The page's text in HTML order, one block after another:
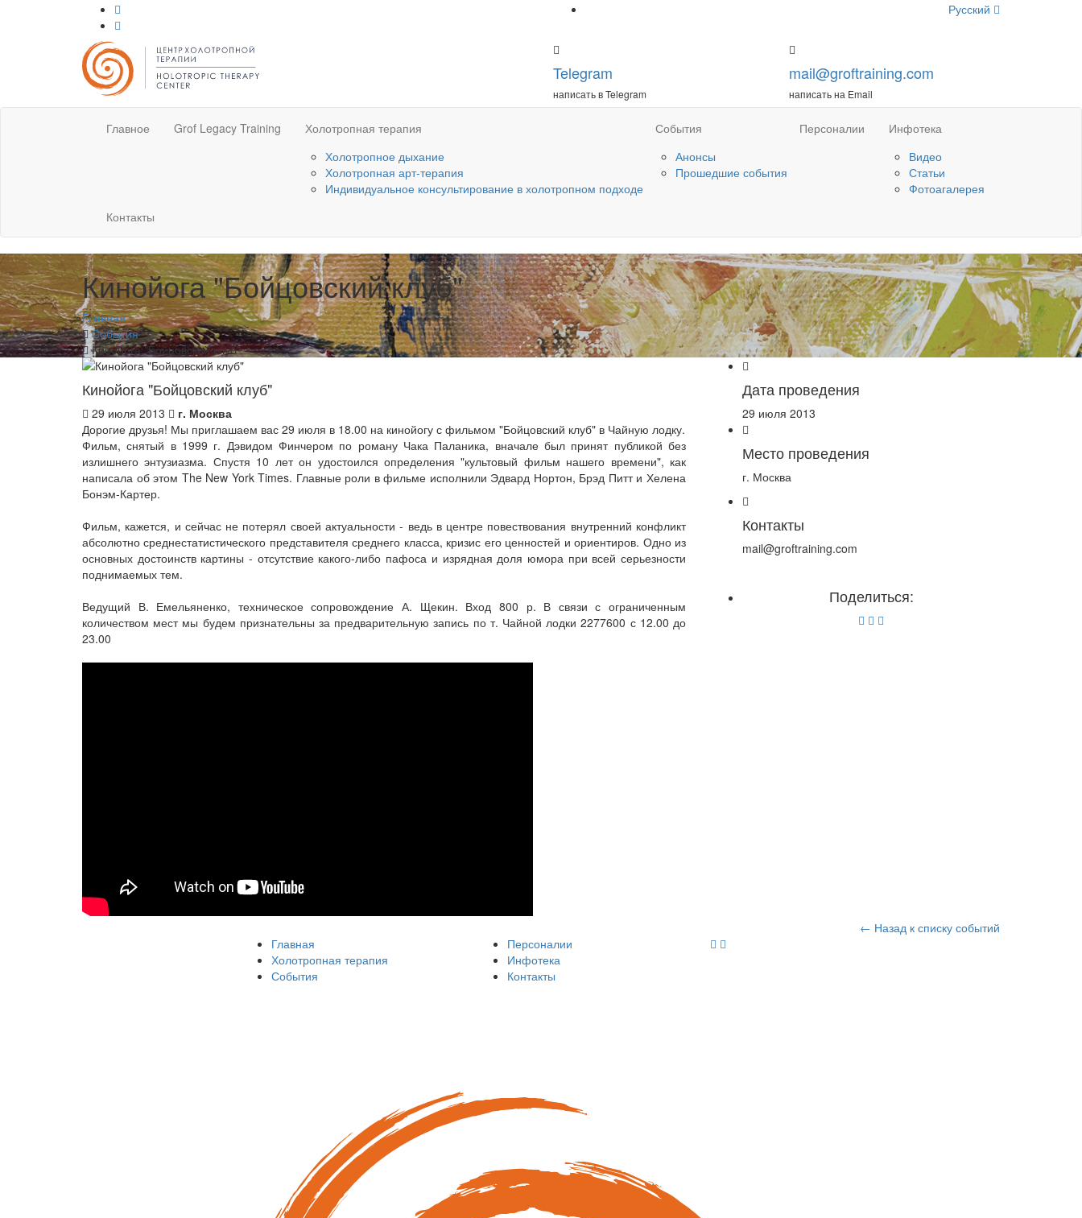
Русский
Telegram
написать в Telegram
mail@groftraining.com
написать на Email
Главное Grof Legacy Training
Холотропная терапия
Холотропное дыхание
Холотропная арт-терапия
Индивидуальное консультирование в холотропном подходе
События
Анонсы
Прошедшие события
Персоналии
Инфотека
Видео
Статьи
Фотоагалерея
Контакты
Кинойога "Бойцовский клуб"
Главная
События
Кинойога "Бойцовский клуб"
Кинойога "Бойцовский клуб"
29 июля 2013
г. Москва
Дорогие друзья! Мы приглашаем вас 29 июля в 18.00 на кинойогу с фильмом "Бойцовский клуб" в Чайную лодку.
Фильм, снятый в 1999 г. Дэвидом Финчером по роману Чака Паланика, вначале был принят публикой без
излишнего энтузиазма. Спустя 10 лет он удостоился определения "культовый фильм нашего времени", как
написала об этом The New York Times. Главные роли в фильме исполнили Эдвард Нортон, Брэд Питт и Хелена
Бонэм-Картер.
Фильм, кажется, и сейчас не потерял своей актуальности - ведь в центре повествования внутренний конфликт
абсолютно среднестатистического представителя среднего класса, кризис его ценностей и ориентиров. Одно из
основных достоинств картины - отсутствие какого-либо пафоса и изрядная доля юмора при всей серьезности
поднимаемых тем.
Ведущий В. Емельяненко, техническое сопровождение А. Щекин. Вход 800 р. В связи с ограниченным
количеством мест мы будем признательны за предварительную запись по т. Чайной лодки 2277600 с 12.00 до
23.00
Дата проведения
29 июля 2013
Место проведения
г. Москва
Контакты
mail@groftraining.com
Поделиться:
← Назад к списку событий
Главная
Холотропная терапия
События
Персоналии
Инфотека
Контакты